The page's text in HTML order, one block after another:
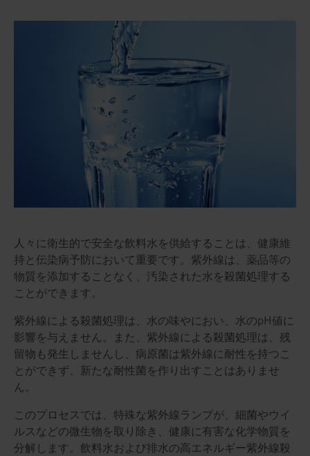
人々に衛生的で安全な飲料水を供給することは、健康維
持と伝染病予防において重要です。紫外線は、薬品等の
物質を添加することなく、汚染された水を殺菌処理する
ことができます。
紫外線による殺菌処理は、水の味やにおい、水のpH値に
影響を与えません。また、紫外線による殺菌処理は、残
留物も発生しませんし、病原菌は紫外線に耐性を持つこ
とができず、新たな耐性菌を作り出すことはありませ
ん。
このプロセスでは、特殊な紫外線ランプが、細菌やウイ
ルスなどの微生物を取り除き、健康に有害な化学物質を
分解します。飲料水および排水の高エネルギー紫外線殺